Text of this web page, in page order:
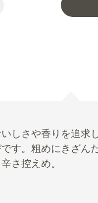
しさや香りを追求
す。粗めにきざん
さ控えめ。